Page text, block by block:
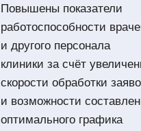
Повышены показатели
работоспособности
и другого персонала
клиники за счёт
скорости обработки
и возможности
оптимального графика